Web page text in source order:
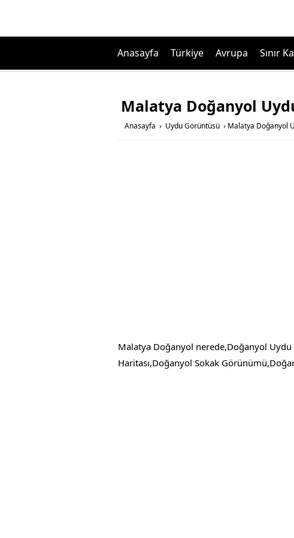
Anasayfa Türkiye Avrupa Sınır
Malatya Doğanyol
Anasayfa › Uydu Görüntüsü › Malatya Doğanyol
Malatya Doğanyol nerede,Doğanyol
Haritası,Doğanyol Sokak